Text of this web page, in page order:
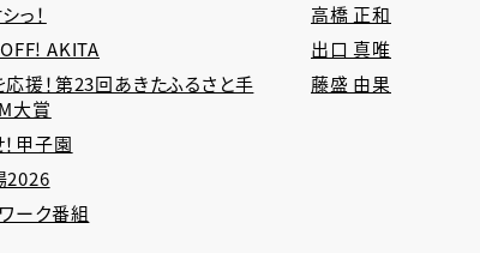
っ！
AKITA
援！第23回あきたふるさと手
大賞
甲子園
2026
ーク番組
高橋 正和
出口 真唯
藤盛 由果